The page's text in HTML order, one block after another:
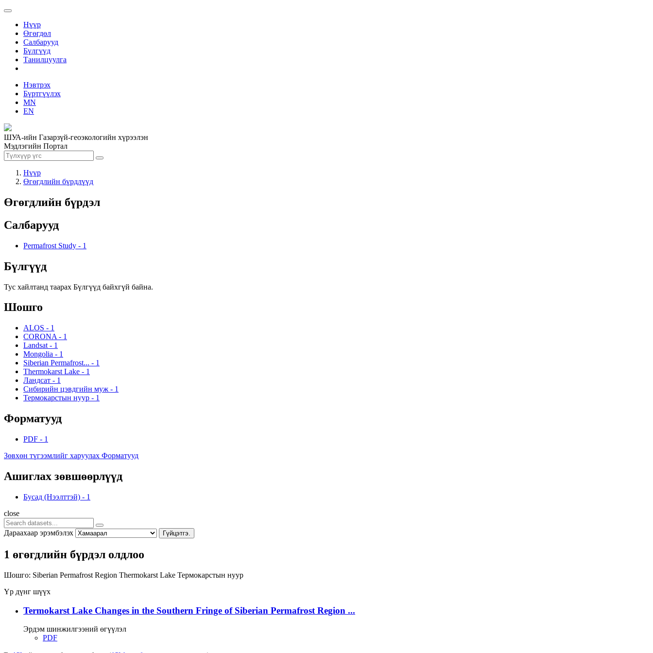
Нүүр
Өгөгдөл
Салбарууд
Бүлгүүд
Танилцуулга
Нэвтрэх
Бүртгүүлэх
MN
EN
ШУА-ийн Газарзүй-геоэкологийн хүрээлэн
Мэдлэгийн Портал
Нүүр
Өгөгдлийн бүрдлүүд
Өгөгдлийн бүрдэл
Салбарууд
Permafrost Study - 1
Бүлгүүд
Тус хайлтанд таарах Бүлгүүд байхгүй байна.
Шошго
ALOS - 1
CORONA - 1
Landsat - 1
Mongolia - 1
Siberian Permafrost... - 1
Thermokarst Lake - 1
Ландсат - 1
Сибирийн цэвдгийн муж - 1
Термокарстын нуур - 1
Форматууд
PDF - 1
Зөвхөн түгээмлийг харуулах Форматууд
Ашиглах зөвшөөрлүүд
Бусад (Нээлттэй) - 1
close
Дараахаар эрэмбэлэх Гүйцэтгэ.
1 өгөгдлийн бүрдэл олдлоо
Шошго: Siberian Permafrost Region Thermokarst Lake Термокарстын нуур
Үр дүнг шүүх
Termokarst Lake Changes in the Southern Fringe of Siberian Permafrost Region ...
Эрдэм шинжилгээний өгүүлэл
PDF